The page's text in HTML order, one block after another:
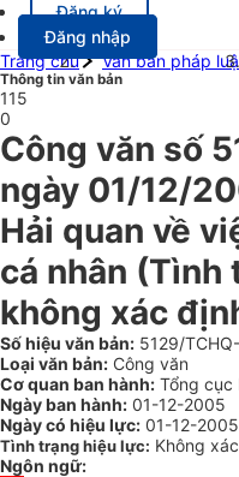
Đăng ký
Đăng nhập
Trang chủ
Văn bản pháp
Thông tin văn bản
115
0
Công văn số
ngày 01/12/
Hải quan về
cá nhân
không xác
Số hiệu văn bản: 5129/TCHQ-
Loại văn bản: Công văn
Cơ quan ban hành: Tổng cục
Ngày ban hành: 01-12-2005
Ngày có hiệu lực: 01-12-2005
Tình trạng hiệu lực: Không
Ngôn ngữ: